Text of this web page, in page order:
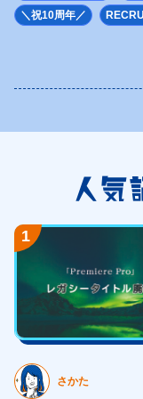
＼祝10周年／
人気
1
さかた
<div class="topKey">
<picture>
alt="Webとクリエイテ
</h1>
<div class="topKey-
<section class="topImp">
<h2 class="fz32 ffF1
<div class="topImp-list